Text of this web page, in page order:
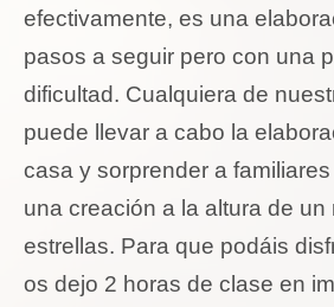
efectivamente, es una
pasos a seguir pero con una
dificultad. Cualquiera de
puede llevar a cabo la
casa y sorprender a
una creación a la altura de un
estrellas. Para que podáis
os dejo 2 horas de clase en